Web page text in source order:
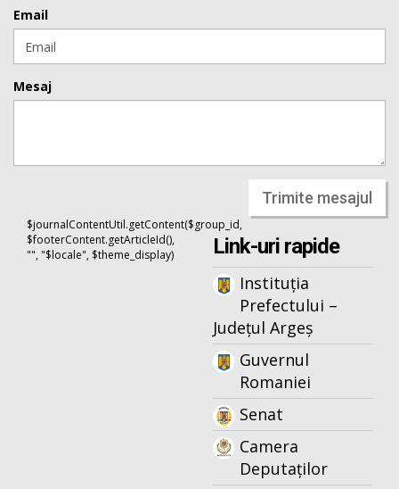
Email
Mesaj
Trimite mesajul
$journalContentUtil.getContent($group_id,
$footerContent.getArticleId(),
"", "$locale", $theme_display)
Link-uri rapide
Instituția
Prefectului –
Județul Argeș
Guvernul
Romaniei
Senat
Camera
Deputaților